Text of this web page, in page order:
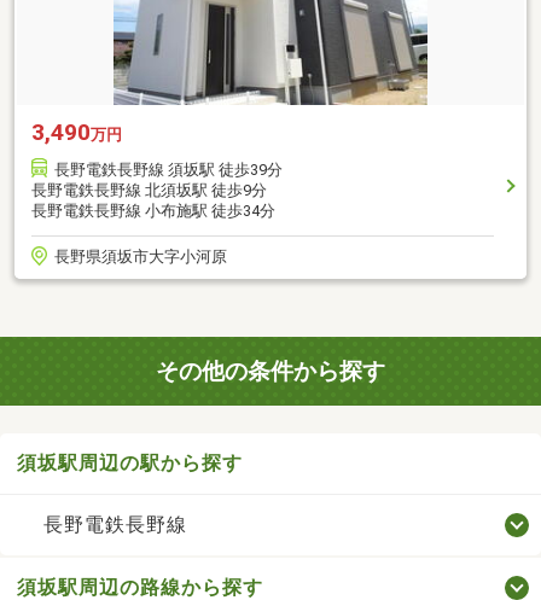
3,490万円
長野電鉄長野線 須坂駅 徒歩39分
長野電鉄長野線 北須坂駅 徒歩9分
長野電鉄長野線 小布施駅 徒歩34分
長野県須坂市大字小河原
その他の条件から探す
須坂駅周辺の駅から探す
長野電鉄長野線
須坂駅周辺の路線から探す